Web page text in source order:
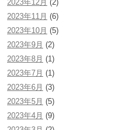
2023年12月 (2)
2023年11月 (6)
2023年10月 (5)
2023年9月 (2)
2023年8月 (1)
2023年7月 (1)
2023年6月 (3)
2023年5月 (5)
2023年4月 (9)